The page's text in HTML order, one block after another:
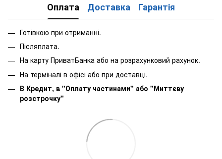
Оплата Доставка Гарантія
Готівкою при отриманні.
Післяплата.
На карту ПриватБанка або на розрахунковий рахунок.
На терміналі в офісі або при доставці.
В Кредит, в "Оплату частинами" або "Миттєву
розстрочку"